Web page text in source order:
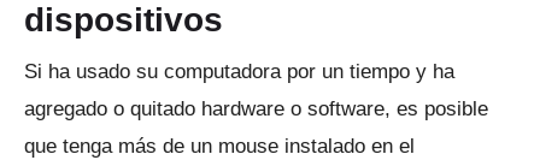
dispositivos
Si ha usado su computadora por un tiempo y ha
agregado o quitado hardware o software, es posible
que tenga más de un mouse instalado en el